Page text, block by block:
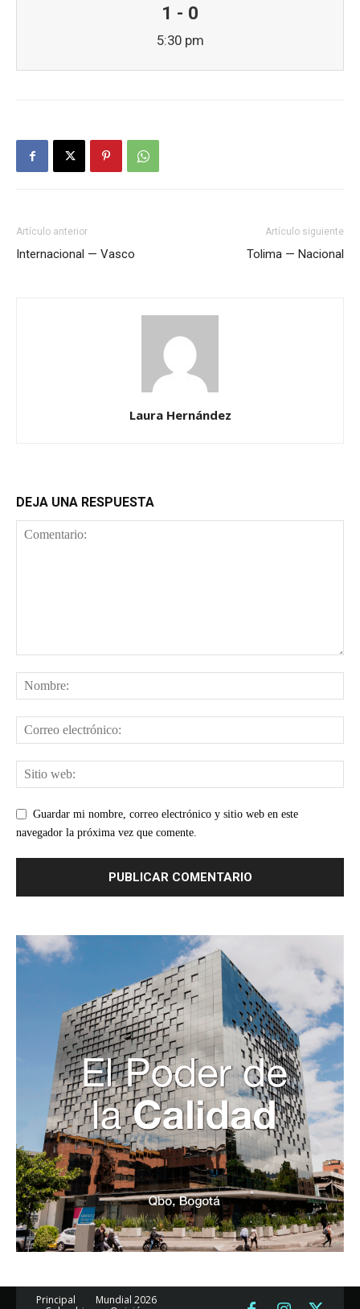
1 - 0
5:30 pm
Artículo anterior
Internacional — Vasco
Artículo siguiente
Tolima — Nacional
Laura Hernández
DEJA UNA RESPUESTA
Guardar mi nombre, correo electrónico y sitio web en este
navegador la próxima vez que comente.
Principal
Mundial 2026